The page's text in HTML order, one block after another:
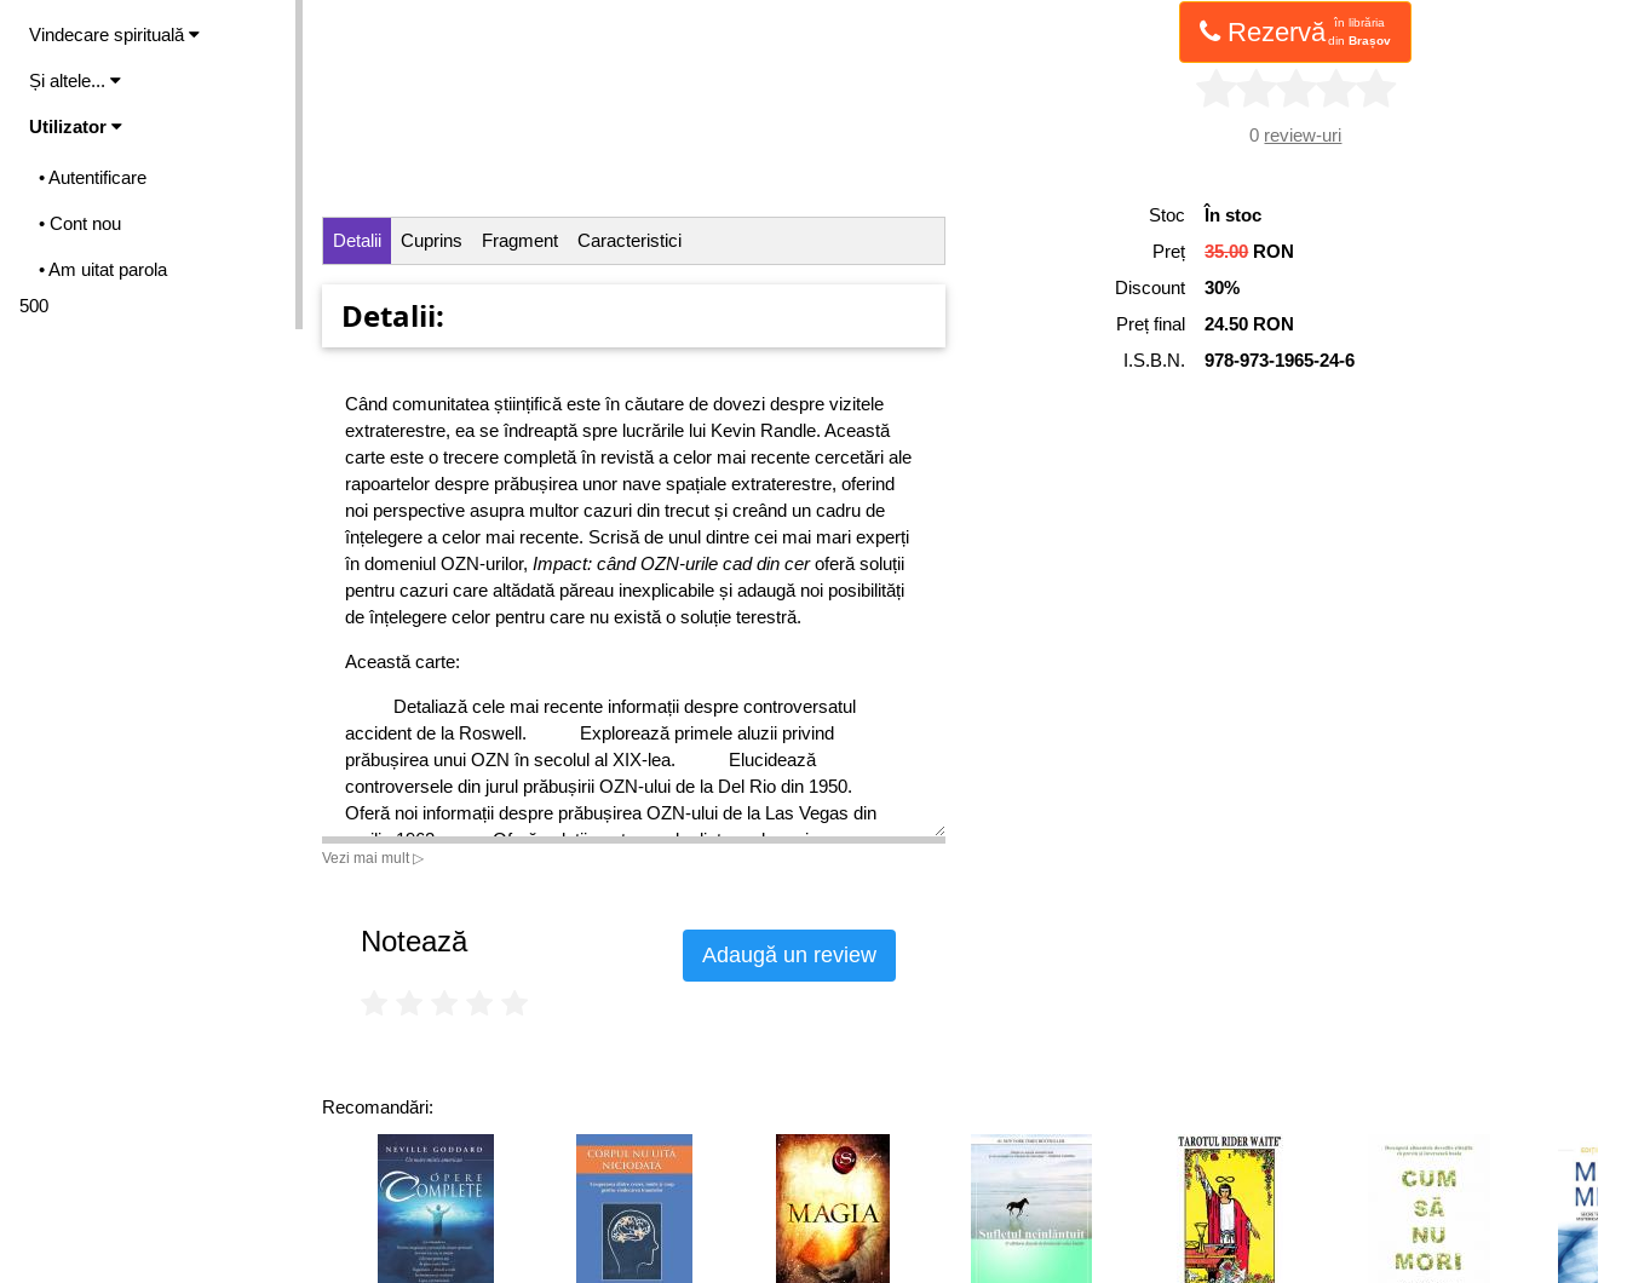
Vindecare spirituală
Și altele...
Utilizator
• Autentificare
• Cont nou
• Am uitat parola
500
Rezervă
în librăria
dinBrașov
0 review-uri
Detalii Cuprins Fragment Caracteristici
Detalii:
Când comunitatea științifică este în căutare de dovezi despre vizitele
extraterestre, ea se îndreaptă spre lucrările lui Kevin Randle. Această
carte este o trecere completă în revistă a celor mai recente cercetări ale
rapoartelor despre prăbușirea unor nave spațiale extraterestre, oferind
noi perspective asupra multor cazuri din trecut și creând un cadru de
înțelegere a celor mai recente. Scrisă de unul dintre cei mai mari experți
în domeniul OZN-urilor, Impact: când OZN-urile cad din ceroferă soluții
pentru cazuri care altădată păreau inexplicabile și adaugă noi posibilități
de înțelegere celor pentru care nu există o soluție terestră.
Această carte:
Detaliază cele mai recente informații despre controversatul
accident de la Roswell. Explorează primele aluzii privind
prăbușirea unui OZN în secolul al XIX-lea. Elucidează
controversele din jurul prăbușirii OZN-ului de la Del Rio din 1950.
Oferă noi informații despre prăbușirea OZN-ului de la Las Vegas din
aprilie 1962. Oferă soluții pentru unele dintre cele mai
controversate cazuri de prăbușiri de OZN-uri.
Vezi mai mult ▷
Stoc
În stoc
Preț
35.00RON
Discount
30%
Preț final
24.50 RON
I.S.B.N.
978-973-1965-24-6
Notează Adaugă un review
Recomandări: